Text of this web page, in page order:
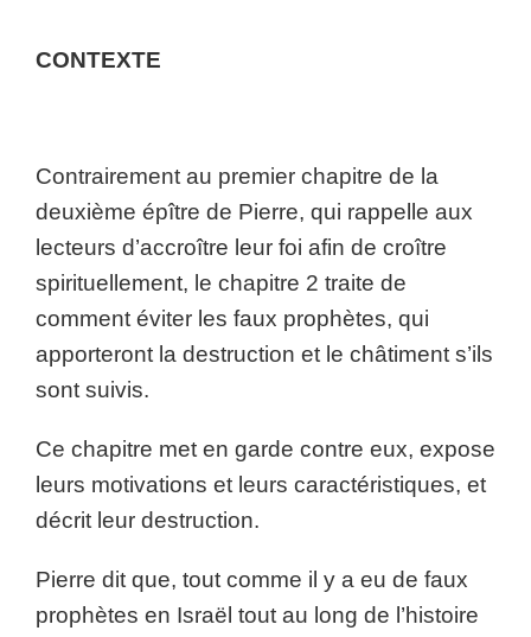
CONTEXTE
Contrairement au premier chapitre de la
deuxième épître de Pierre, qui rappelle aux
lecteurs d’accroître leur foi afin de croître
spirituellement, le chapitre 2 traite de
comment éviter les faux prophètes, qui
apporteront la destruction et le châtiment s’ils
sont suivis.
Ce chapitre met en garde contre eux, expose
leurs motivations et leurs caractéristiques, et
décrit leur destruction.
Pierre dit que, tout comme il y a eu de faux
prophètes en Israël tout au long de l’histoire